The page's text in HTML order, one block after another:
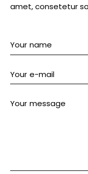
amet, consetetur